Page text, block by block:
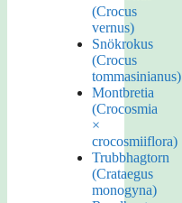
(Crocus
vernus)
Snökrokus
(Crocus
tommasinianus)
Montbretia
(Crocosmia
×
crocosmiiflora)
Trubbhagtorn
(Crataegus
monogyna)